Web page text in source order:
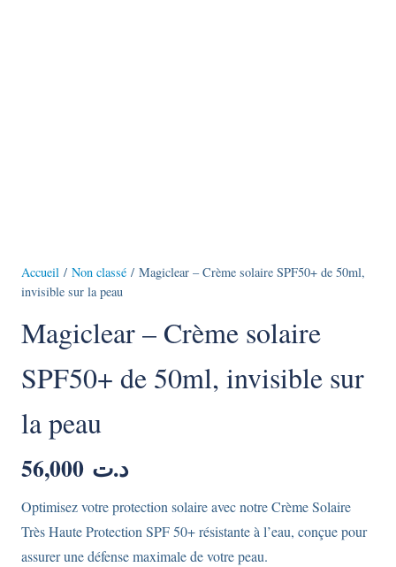
Accueil / Non classé / Magiclear – Crème solaire SPF50+ de 50ml,
invisible sur la peau
Magiclear – Crème solaire
SPF50+ de 50ml, invisible sur
la peau
د.ت
Optimisez votre protection solaire avec notre Crème Solaire
Très Haute Protection SPF 50+ résistante à l’eau, conçue pour
assurer une défense maximale de votre peau.